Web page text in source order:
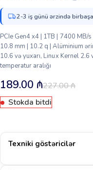
2-3 iş günü ərzində
PCIe Gen4 x4 | 1TB | 7400 MB/
10.8 mm | 10.2 q | Alüminium
10.6 və yuxarı, Linux Kernel 2.6
temperatur aralığı
227.00₼
189.00 ₼
Stokda bitdi
Texniki göstəricilər